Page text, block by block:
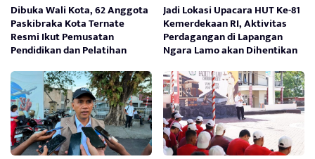
Dibuka Wali Kota, 62 Anggota
Paskibraka Kota Ternate
Resmi Ikut Pemusatan
Pendidikan dan Pelatihan
Jadi Lokasi Upacara HUT Ke-81
Kemerdekaan RI, Aktivitas
Perdagangan di Lapangan
Ngara Lamo akan Dihentikan